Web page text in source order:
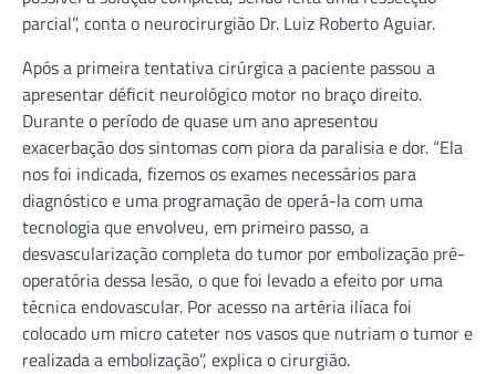
parcial”, conta o neurocirurgião Dr. Luiz Roberto Aguiar.
Após a primeira tentativa cirúrgica a paciente passou a
apresentar déficit neurológico motor no braço direito.
Durante o período de quase um ano apresentou
exacerbação dos sintomas com piora da paralisia e dor. “Ela
nos foi indicada, fizemos os exames necessários para
diagnóstico e uma programação de operá-la com uma
tecnologia que envolveu, em primeiro passo, a
desvascularização completa do tumor por embolização pré-
operatória dessa lesão, o que foi levado a efeito por uma
técnica endovascular. Por acesso na artéria ilíaca foi
colocado um micro cateter nos vasos que nutriam o tumor e
realizada a embolização”, explica o cirurgião.